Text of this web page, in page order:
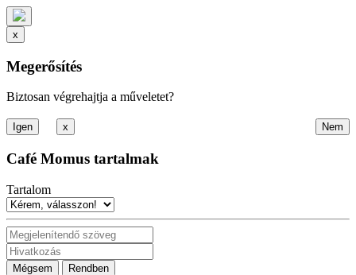
x
Megerősítés
Biztosan végrehajtja a műveletet?
x
Café Momus tartalmak
Tartalom
Mégsem
Rendben